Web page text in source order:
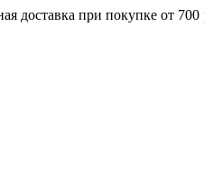
доставка при покупке от